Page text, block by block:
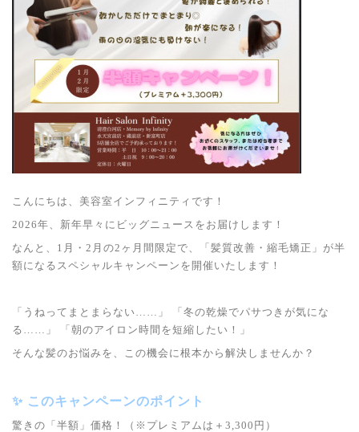
こんにちは、美容室インフィニティです！
2026年、新年早々にビッグニュースをお届けします！
なんと、1月・2月の2ヶ月間限定で、「髪質改善・縮毛矯正」が半
額になるスペシャルキャンペーンを開催いたします！
「うねってまとまらない……」 「冬の乾燥でパサつきが気にな
る……」 「朝のアイロン時間を短縮したい！」
そんな髪のお悩みを、この機会に根本から解決しませんか？
✨ このキャンペーンのポイント
驚きの「半額」価格！（※プレミアムは＋3,300円）